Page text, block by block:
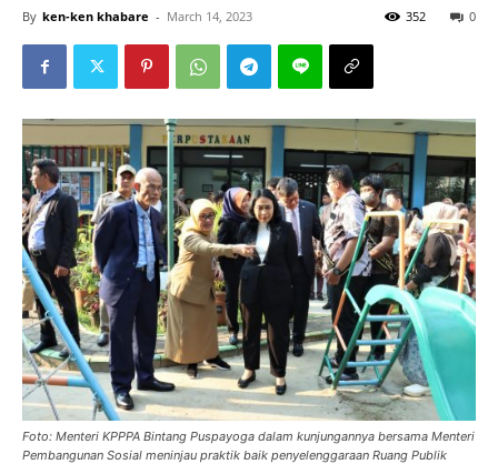
By ken-ken khabare - March 14, 2023 0
352
Foto: Menteri KPPPA Bintang Puspayoga dalam kunjungannya bersama Menteri
Pembangunan Sosial meninjau praktik baik penyelenggaraan Ruang Publik